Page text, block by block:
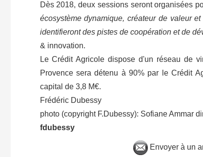
Dès 2018, deux sessions seront organisées
écosystème dynamique, créateur de valeur
identifieront des pistes de coopération et de
& innovation.
Le Crédit Agricole dispose d'un réseau de
Provence sera détenu à 90% par le Crédit
capital de 3,8 M€.
Frédéric Dubessy
photo (copyright F.Dubessy): Sofiane Ammar
fdubessy
Envoyer à un